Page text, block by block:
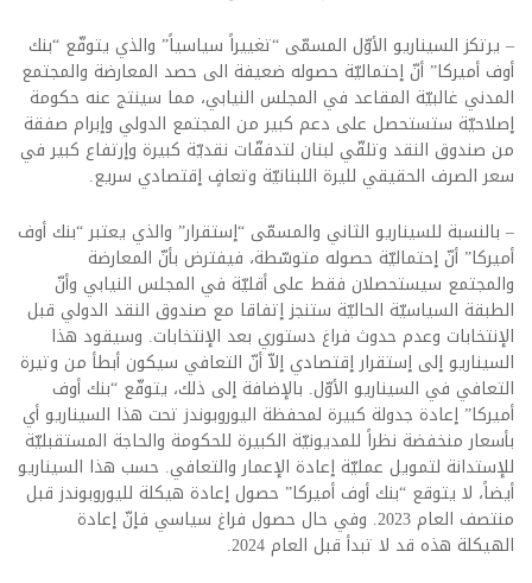
– يرتكز السيناريو الأوّل المسمّى “تغييراً سياسياً” والذي يتوقّع “بنك
أوف أميركا” أنّ إحتماليّة حصوله ضعيفة الى حصد المعارضة والمجتمع
المدني غالبيّة المقاعد في المجلس النيابي، مما سينتج عنه حكومة
إصلاحيّة ستستحصل على دعم كبير من المجتمع الدولي وإبرام صفقة
من صندوق النقد وتلقّي لبنان لتدفقّات نقديّة كبيرة وإرتفاع كبير في
سعر الصرف الحقيقي لليرة اللبنانيّة وتعافٍ إقتصادي سريع.
– بالنسبة للسيناريو الثاني والمسمّى “إستقرار” والذي يعتبر “بنك أوف
أميركا” أنّ إحتماليّة حصوله متوسّطة، فيفترض بأنّ المعارضة
والمجتمع سيستحصلان فقط على أقليّة في المجلس النيابي وأنّ
الطبقة السياسيّة الحاليّة ستنجز إتفاقا مع صندوق النقد الدولي قبل
الإنتخابات وعدم حدوث فراغ دستوري بعد الإنتخابات. وسيقود هذا
السيناريو إلى إستقرار إقتصادي إلاّ أنّ التعافي سيكون أبطأ من وتيرة
التعافي في السيناريو الأوّل. بالإضافة إلى ذلك، يتوقّع “بنك أوف
أميركا” إعادة جدولة كبيرة لمحفظة اليوروبوندز تحت هذا السيناريو أي
بأسعار منخفضة نظراً للمديونيّة الكبيرة للحكومة والحاجة المستقبليّة
للإستدانة لتمويل عمليّة إعادة الإعمار والتعافي. حسب هذا السيناريو
أيضاً، لا يتوقع “بنك أوف أميركا” حصول إعادة هيكلة لليوروبوندز قبل
منتصف العام 2023. وفي حال حصول فراغ سياسي فإنّ إعادة
الهيكلة هذه قد لا تبدأ قبل العام 2024.